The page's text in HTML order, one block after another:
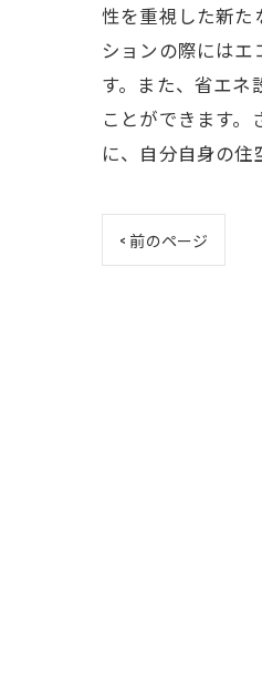
性を重視した新た
ションの際にはエ
す。また、省エネ
ことができます
に、自分自身の住
< 前のページ